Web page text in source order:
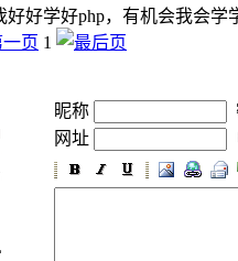
好学好php，有机会我会学
1
昵称
网址